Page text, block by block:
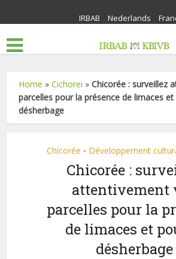
IRBAB Nederlands
Home »Cichorei »Chicorée : surveillez
parcelles pour la présence de limaces
désherbage
Chicorée • Développement
Chicorée :
attentivement
parcelles pour la
de limaces et
désherbage